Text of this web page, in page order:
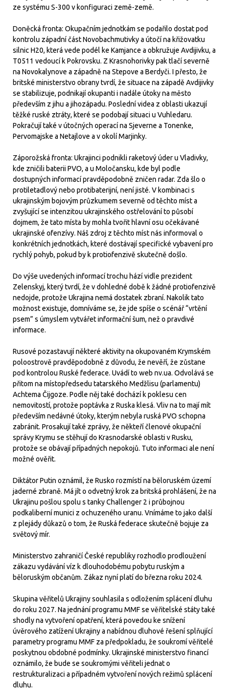
ze systému S-300 v konfiguraci země-země.
Doněcká fronta: Okupačním jednotkám se podařilo dostat pod
kontrolu západní část Novobachmutivky a útočí na křižovatku
silnic H20, která vede podél ke Kamjance a obkružuje Avdijivku, a
T0511 vedoucí k Pokrovsku. Z Krasnohorivky pak tlačí severně
na Novokalynove a západně na Stepove a Berdyči. I přesto, že
britské ministerstvo obrany tvrdí, že situace na západě Avdijivky
se stabilizuje, podnikají okupanti i nadále útoky na město
především z jihu a jihozápadu. Poslední videa z oblasti ukazují
těžké ruské ztráty, které se podobají situaci u Vuhledaru.
Pokračují také v útočných operací na Sjeverne a Tonenke,
Pervomajske a Netajlove a v okolí Marjinky.
Záporožská fronta: Ukrajinci podnikli raketový úder u Vladivky,
kde zničili baterii PVO, a u Moločansku, kde byl podle
dostupných informací pravděpodobně zničen radar. Zda šlo o
protiletadlový nebo protibaterijní, není jisté. V kombinaci s
ukrajinským bojovým průzkumem severně od těchto míst a
zvyšující se intenzitou ukrajinského ostřelování to působí
dojmem, že tato místa by mohla tvořit hlavní osu očekávané
ukrajinské ofenzívy. Náš zdroj z těchto míst nás informoval o
konkrétních jednotkách, které dostávají specifické vybavení pro
rychlý pohyb, pokud by k protiofenzivě skutečně došlo.
Do výše uvedených informací trochu hází vidle prezident
Zelenskyj, který tvrdí, že v dohledné době k žádné protiofenzivě
nedojde, protože Ukrajina nemá dostatek zbraní. Nakolik tato
možnost existuje, domníváme se, že jde spíše o scénář “vrtění
psem” s úmyslem vytvářet informační šum, než o pravdivé
informace.
Rusové pozastavují některé aktivity na okupovaném Krymském
poloostrově pravděpodobně z důvodu, že nevěří, že zůstane
pod kontrolou Ruské federace. Uvádí to web nv.ua. Odvolává se
přitom na místopředsedu tatarského Medžlisu (parlamentu)
Achtema Čijgoze. Podle něj také dochází k poklesu cen
nemovitostí, protože poptávka z Ruska klesá. Vliv na to mají mít
především nedávné útoky, kterým nebyla ruská PVO schopna
zabránit. Prosakují také zprávy, že někteří členové okupační
správy Krymu se stěhují do Krasnodarské oblasti v Rusku,
protože se obávají případných nepokojů. Tuto informaci ale není
možné ověřit.
Diktátor Putin oznámil, že Rusko rozmístí na běloruském území
jaderné zbraně. Má jít o odvetný krok za britská prohlášení, že na
Ukrajinu pošlou spolu s tanky Challenger 2 i průbojnou
podkaliberní munici z ochuzeného uranu. Vnímáme to jako další
z plejády důkazů o tom, že Ruská federace skutečně bojuje za
světový mír.
Ministerstvo zahraničí České republiky rozhodlo prodloužení
zákazu vydávání víz k dlouhodobému pobytu ruským a
běloruským občanům. Zákaz nyní platí do března roku 2024.
Skupina věřitelů Ukrajiny souhlasila s odložením splácení dluhu
do roku 2027. Na jednání programu MMF se věřitelské státy také
shodly na vytvoření opatření, která povedou ke snížení
úvěrového zatížení Ukrajiny a nabídnou dluhové řešení splňující
parametry programu MMF za předpokladu, že soukromí věřitelé
poskytnou obdobné podmínky. Ukrajinské ministerstvo financí
oznámilo, že bude se soukromými věřiteli jednat o
restrukturalizaci a případném vytvoření nových režimů splácení
dluhu.